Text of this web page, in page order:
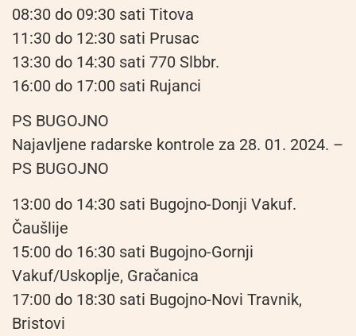
08:30 do 09:30 sati Titova
11:30 do 12:30 sati Prusac
13:30 do 14:30 sati 770 Slbbr.
16:00 do 17:00 sati Rujanci
PS BUGOJNO
Najavljene radarske kontrole za 28. 01. 2024. –
PS BUGOJNO
13:00 do 14:30 sati Bugojno-Donji Vakuf.
Čaušlije
15:00 do 16:30 sati Bugojno-Gornji
Vakuf/Uskoplje, Gračanica
17:00 do 18:30 sati Bugojno-Novi Travnik,
Bristovi